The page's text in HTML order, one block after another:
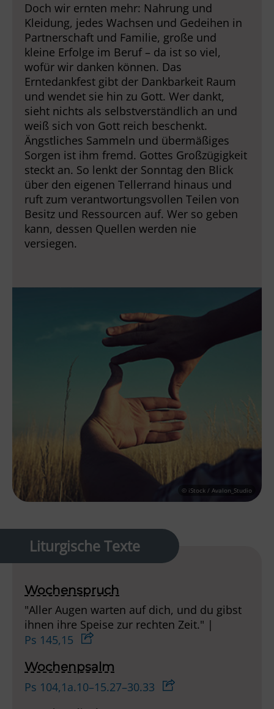
Doch wir ernten mehr: Nahrung und
Kleidung, jedes Wachsen und Gedeihen in
Partnerschaft und Familie, große und
kleine Erfolge im Beruf – da ist so viel,
wofür wir danken können. Das
Erntedankfest gibt der Dankbarkeit Raum
und wendet sie hin zu Gott. Wer dankt,
sieht nichts als selbstverständlich an und
weiß sich von Gott reich beschenkt.
Ängstliches Sammeln und übermäßiges
Sorgen ist ihm fremd. Gottes Großzügigkeit
steckt an. So lenkt der Sonntag den Blick
über den eigenen Tellerrand hinaus und
ruft zum verantwortungsvollen Teilen von
Besitz und Ressourcen auf. Wer so geben
kann, dessen Quellen werden nie
versiegen.
© iStock / Avalon_Studio
Liturgische Texte
Wochenspruch
"Aller Augen warten auf dich, und du gibst
ihnen ihre Speise zur rechten Zeit." |
Ps 145,15
Wochenpsalm
Ps 104,1a.10–15.27–30.33